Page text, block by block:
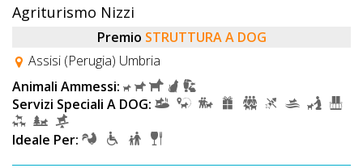
Agriturismo Nizzi
Premio STRUTTURA A DOG
Assisi (Perugia) Umbria
Animali Ammessi:
Servizi Speciali A DOG:
Ideale Per: